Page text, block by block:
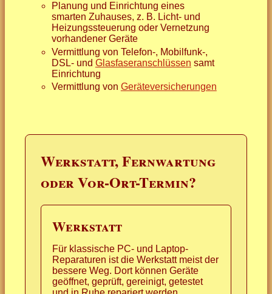
Planung und Einrichtung eines
smarten Zuhauses, z. B. Licht- und
Heizungssteuerung oder Vernetzung
vorhandener Geräte
Vermittlung von Telefon-, Mobilfunk-,
DSL- und Glasfaseranschlüssen samt
Einrichtung
Vermittlung von Geräteversicherungen
Werkstatt, Fernwartung
oder Vor-Ort-Termin?
Werkstatt
Für klassische PC- und Laptop-
Reparaturen ist die Werkstatt meist der
bessere Weg. Dort können Geräte
geöffnet, geprüft, gereinigt, getestet